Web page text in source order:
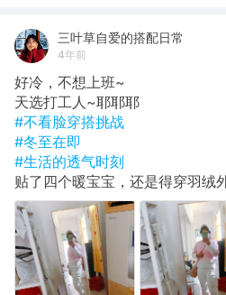
三叶草自爱的搭配日常
4年前
好冷，不想上班~
天选打工人~耶耶耶
#不看脸穿搭挑战
#冬至在即
#生活的透气时刻
贴了四个暖宝宝，还是得穿羽绒